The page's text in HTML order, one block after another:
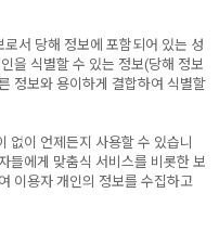
서 당해 정보에 포함되어 있는 성
을 식별할 수 있는 정보(당해 정보
정보와 용이하게 결합하여 식별할
없이 언제든지 사용할 수 있습니
들에게 맞춤식 서비스를 비롯한 보
이용자 개인의 정보를 수집하고